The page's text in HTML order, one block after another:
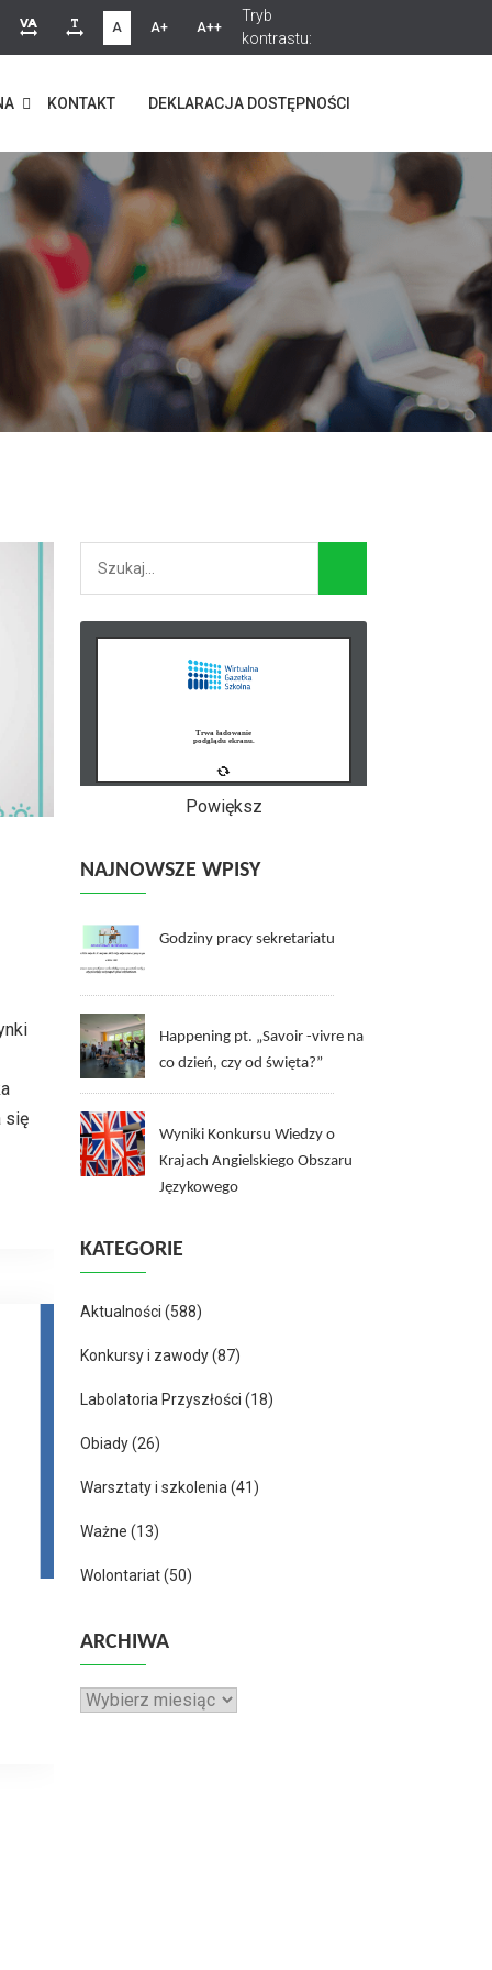
A A+ A++
Tryb
kontrastu:
KONTAKT DEKLARACJA DOSTĘPNOŚCI
się
Powiększ
NAJNOWSZE WPISY
Godziny pracy sekretariatu
Happening pt. „Savoir -vivre na
co dzień, czy od święta?”
Wyniki Konkursu Wiedzy o
Krajach Angielskiego Obszaru
Językowego
KATEGORIE
Aktualności (588)
Konkursy i zawody(87)
Labolatoria Przyszłości (18)
Obiady(26)
Warsztaty i szkolenia (41)
Ważne (13)
Wolontariat(50)
ARCHIWA
Archiwa